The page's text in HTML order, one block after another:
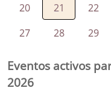
20 21 22
27
28 29
Eventos activos
2026